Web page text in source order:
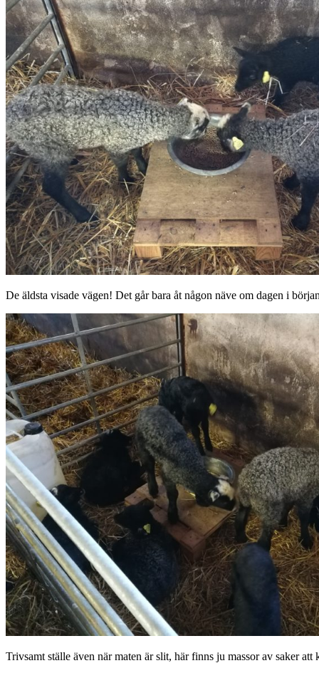
De äldsta visade vägen! Det går bara åt någon näve om dagen i
Trivsamt ställe även när maten är slit, här finns ju massor av saker att